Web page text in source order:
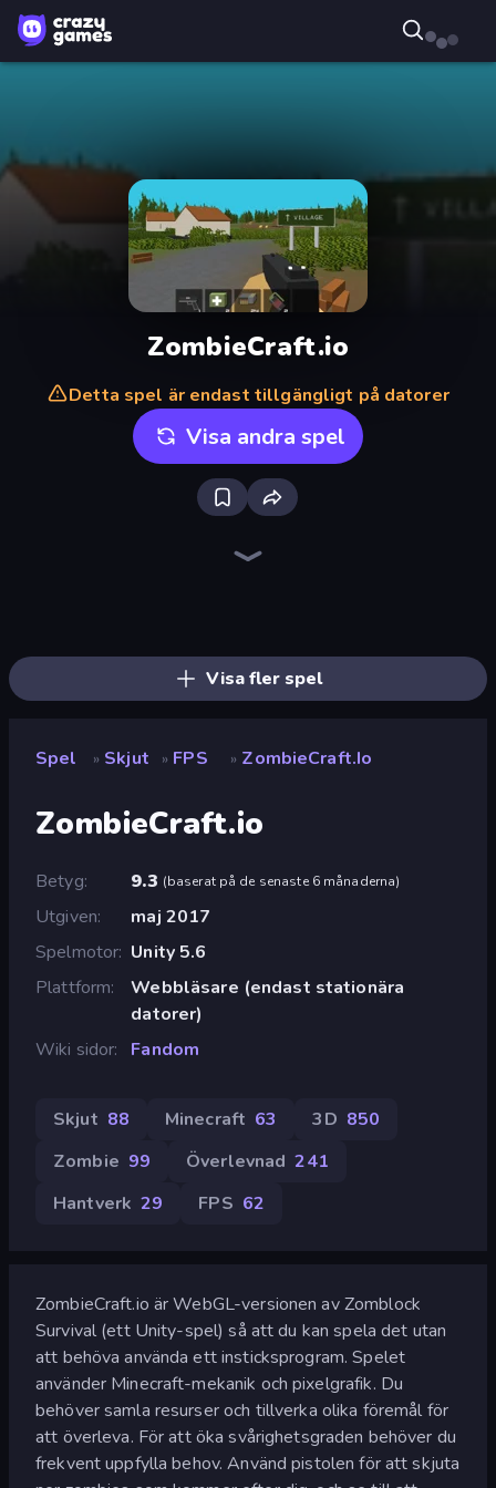
ZombieCraft.io
Detta spel är endast tillgängligt på datorer
Visa andra spel
Visa fler spel
Spel » Skjut » FPS » ZombieCraft.io
ZombieCraft.io
Betyg 9.3 (baserat på de senaste 6 månaderna)
Utgiven
maj 2017
Spelmotor Unity 5.6
Plattform
Webbläsare (endast stationära
datorer)
Wiki sidor
Fandom
Skjut 88 Minecraft 63 3D 850
Zombie 99 Överlevnad 241
Hantverk 29 FPS 62
ZombieCraft.io är WebGL-versionen av Zomblock
Survival (ett Unity-spel) så att du kan spela det utan
att behöva använda ett insticksprogram. Spelet
använder Minecraft-mekanik och pixelgrafik. Du
behöver samla resurser och tillverka olika föremål för
att överleva. För att öka svårighetsgraden behöver du
frekvent uppfylla behov. Använd pistolen för att skjuta